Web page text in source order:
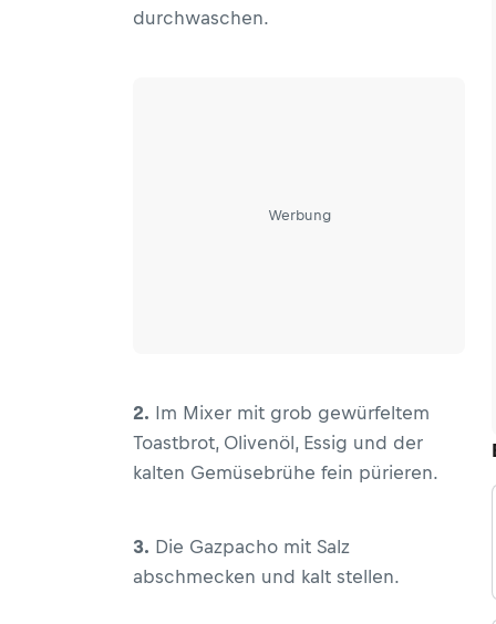
durchwaschen.
Werbung
2. Im Mixer mit grob gewürfeltem
Toastbrot, Olivenöl, Essig und der
kalten Gemüsebrühe fein pürieren.
3. Die Gazpacho mit Salz
abschmecken und kalt stellen.